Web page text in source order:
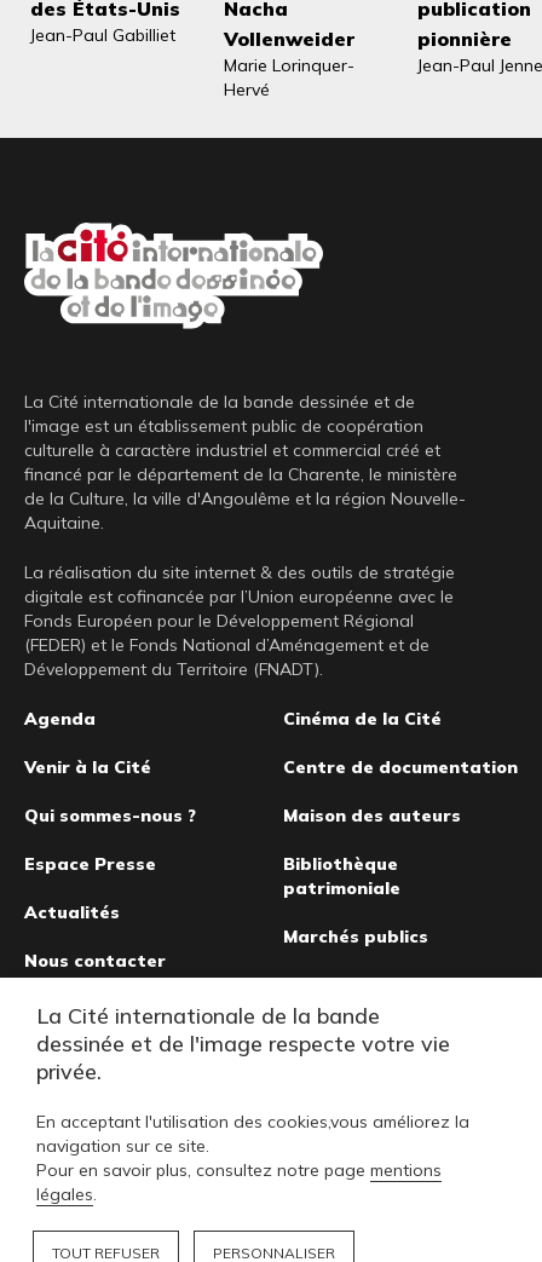
des États-Unis
Jean-Paul Gabilliet
Nacha
Vollenweider
Marie Lorinquer-
Hervé
publication
pionnière
Jean-Paul
La Cité internationale de la bande dessinée et de
l'image est un établissement public de coopération
culturelle à caractère industriel et commercial créé et
financé par le département de la Charente, le ministère
de la Culture, la ville d'Angoulême et la région Nouvelle-
Aquitaine.
La réalisation du site internet & des outils de stratégie
digitale est cofinancée par l’Union européenne avec le
Fonds Européen pour le Développement Régional
(FEDER) et le Fonds National d’Aménagement et de
Développement du Territoire (FNADT).
Pied
de
Agenda
Venir à la Cité
Qui sommes-nous ?
Espace Presse
Actualités
Nous contacter
Musée de la bande
dessinée
Cinéma de la Cité
Centre de documentation
Maison des auteurs
Bibliothèque
patrimoniale
Marchés publics
La Cité internationale de la bande
dessinée et de l'image respecte votre vie
privée.
En acceptant l'utilisation des cookies,vous améliorez la
navigation sur ce site.
Pour en savoir plus, consultez notre page mentions
légales.
TOUT REFUSER PERSONNALISER